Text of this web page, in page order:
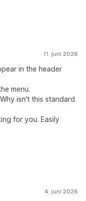
11. juni 2026
in the header
menu.
isn't this standard
for you. Easily
4. juni 2026